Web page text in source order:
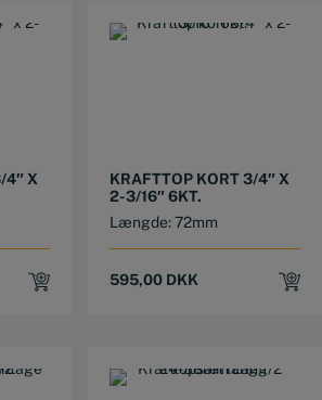
4″ X
KRAFTTOP KORT 3/4″ X
2-3/16″ 6KT.
Længde: 72mm
595,00 DKK